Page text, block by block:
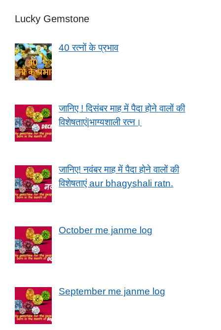
Lucky Gemstone
40 रत्नों के प्रभाव
जानिए ! दिसंबर माह में पैदा होने वालों की
विशेषताएं|भाग्यशाली रत्न।
जानिए! नवंबर माह में पैदा होने वालों की
विशेषताएं aur bhagyshali ratn.
October me janme log
September me janme log